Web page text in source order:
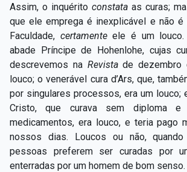
Assim, o inquérito constata as curas;
que ele emprega é inexplicável e não é
Faculdade, certamenteele é um
abade Príncipe de Hohenlohe, cujas
descrevemos na Revistade dezembro
louco; o venerável cura d’Ars, que,
por singulares processos, era um louco;
Cristo, que curava sem diploma e
medicamentos, era louco, e teria pago
nossos dias. Loucos ou não,
pessoas preferem ser curadas por
enterradas por um homem de bom senso.